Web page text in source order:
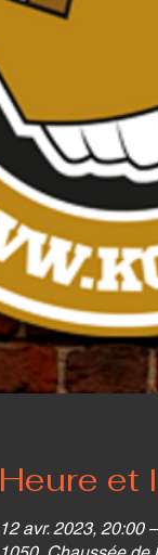
Heure et
12 avr. 2023, 20:00